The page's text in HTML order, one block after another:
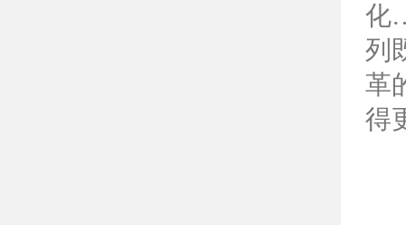
化
列
革
得